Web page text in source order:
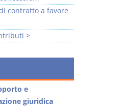
contratto a favore
>
e
giuridica